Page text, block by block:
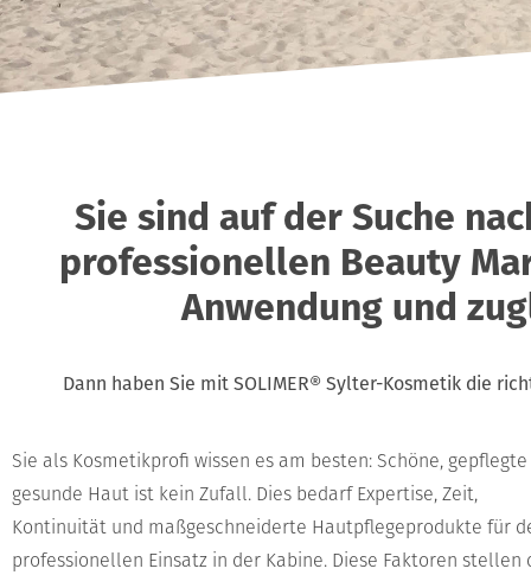
Sie sind auf der Suche
professionellen Beauty
Anwendung und
Dann haben Sie mit SOLIMER® Sylter-Kosmetik die
Sie als Kosmetikprofi wissen es am besten: Schöne,
gesunde Haut ist kein Zufall. Dies bedarf Expertise, Zeit,
Kontinuität und maßgeschneiderte Hautpflegeprodukte für
professionellen Einsatz in der Kabine. Diese Faktoren stellen